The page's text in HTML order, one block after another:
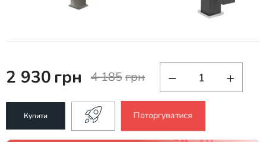
2 930 грн 4 185грн − +
Купити Поторгуватися